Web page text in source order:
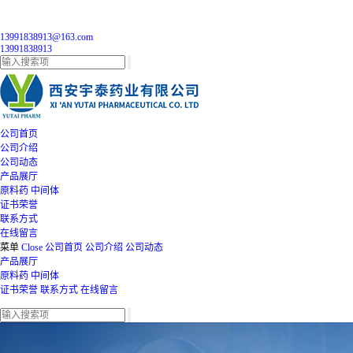
13991838913@163.com
13991838913
公司首页
公司介绍
公司动态
产品展厅
原料药 中间体
证书荣誉
联系方式
在线留言
菜单 Close 公司首页 公司介绍 公司动态
产品展厅
原料药 中间体
证书荣誉 联系方式 在线留言